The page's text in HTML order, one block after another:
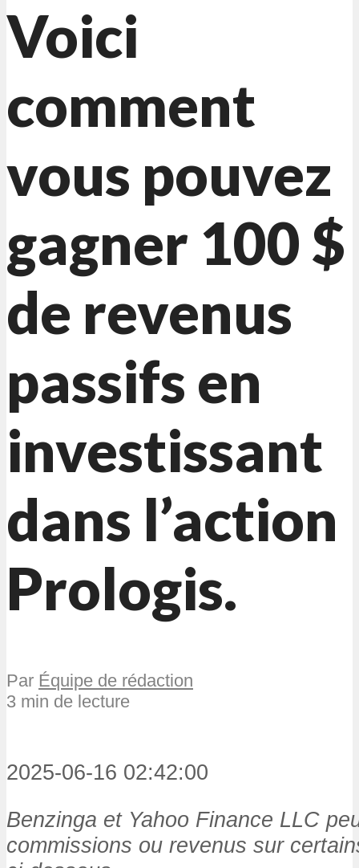
Voici
comment
vous pouvez
gagner 100 $
de revenus
passifs en
investissant
dans l’action
Prologis.
Par Équipe de rédaction
3 min de lecture
2025-06-16 02:42:00
Benzinga et Yahoo Finance LLC
commissions ou revenus sur